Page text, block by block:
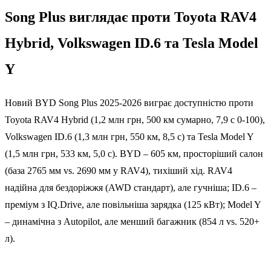
Song Plus виглядає проти Toyota RAV4
Hybrid, Volkswagen ID.6 та Tesla Model
Y
Новий BYD Song Plus 2025-2026 виграє доступністю проти
Toyota RAV4 Hybrid (1,2 млн грн, 500 км сумарно, 7,9 с 0-100),
Volkswagen ID.6 (1,3 млн грн, 550 км, 8,5 с) та Tesla Model Y
(1,5 млн грн, 533 км, 5,0 с). BYD – 605 км, просторіший салон
(база 2765 мм vs. 2690 мм у RAV4), тихіший хід. RAV4
надійна для бездоріжжя (AWD стандарт), але гучніша; ID.6 –
преміум з IQ.Drive, але повільніша зарядка (125 кВт); Model Y
– динамічна з Autopilot, але менший багажник (854 л vs. 520+
л).